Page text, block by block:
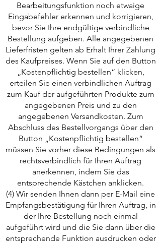
Bearbeitungsfunktion noch etwaige
Eingabefehler erkennen und korrigieren,
bevor Sie Ihre endgültige verbindliche
Bestellung aufgeben. Alle angegebenen
Lieferfristen gelten ab Erhalt Ihrer Zahlung
des Kaufpreises. Wenn Sie auf den Button
„Kostenpflichtig bestellen“ klicken,
erteilen Sie einen verbindlichen Auftrag
zum Kauf der aufgeführten Produkte zum
angegebenen Preis und zu den
angegebenen Versandkosten. Zum
Abschluss des Bestellvorgangs über den
Button „Kostenpflichtig bestellen“
müssen Sie vorher diese Bedingungen als
rechtsverbindlich für Ihren Auftrag
anerkennen, indem Sie das
entsprechende Kästchen anklicken.
(4) Wir senden Ihnen dann per E-Mail eine
Empfangsbestätigung für Ihren Auftrag, in
der Ihre Bestellung noch einmal
aufgeführt wird und die Sie dann über die
entsprechende Funktion ausdrucken oder